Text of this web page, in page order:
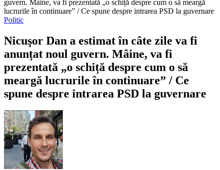
guvern. Mâine, va fi prezentată „o schiță despre cum o să meargă
lucrurile în continuare” / Ce spune despre intrarea PSD la guvernare
Politic
Nicuşor Dan a estimat în câte zile va fi
anunțat noul guvern. Mâine, va fi
prezentată „o schiță despre cum o să
meargă lucrurile în continuare” / Ce
spune despre intrarea PSD la guvernare